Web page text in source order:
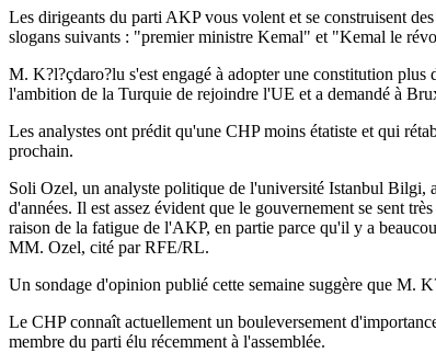
Les dirigeants du parti AKP vous volent et se construisent
slogans suivants : "premier ministre Kemal" et "Kemal le
M. K?l?çdaro?lu s'est engagé à adopter une constitution plus
l'ambition de la Turquie de rejoindre l'UE et a demandé à
Les analystes ont prédit qu'une CHP moins étatiste et qui
prochain.
Soli Ozel, un analyste politique de l'université Istanbul Bilgi,
d'années. Il est assez évident que le gouvernement se sent
raison de la fatigue de l'AKP, en partie parce qu'il y a
MM. Ozel, cité par RFE/RL.
Un sondage d'opinion publié cette semaine suggère que M.
Le CHP connaît actuellement un bouleversement
membre du parti élu récemment à l'assemblée.